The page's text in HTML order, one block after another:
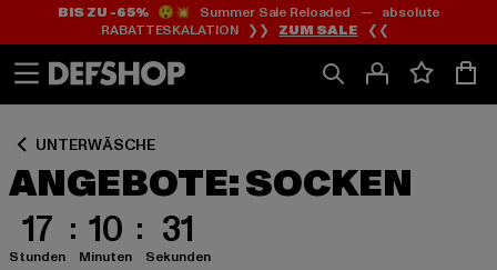
Zum
Inhalt
springen
Zum
Fußzeile
springen
BIS ZU -65%😲💥 Summer Sale Reloaded — absolute
RABATTESKALATION ❯❯ ZUM SALE ❮❮
UNTERWÄSCHE
ANGEBOTE: SOCKEN
17
Stunden
10
Minuten
30
Sekunden
Zum
Produktraster
springen